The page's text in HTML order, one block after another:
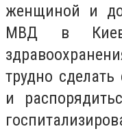
женщиной и
МВД в
трудно
и